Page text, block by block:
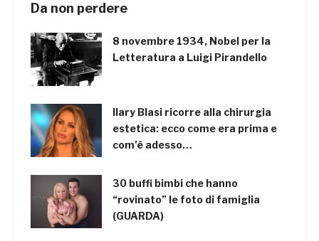
Da non perdere
8 novembre 1934, Nobel per la
Letteratura a Luigi Pirandello
Ilary Blasi ricorre alla chirurgia
estetica: ecco come era prima e
com’è adesso…
30 buffi bimbi che hanno
“rovinato” le foto di famiglia
(GUARDA)